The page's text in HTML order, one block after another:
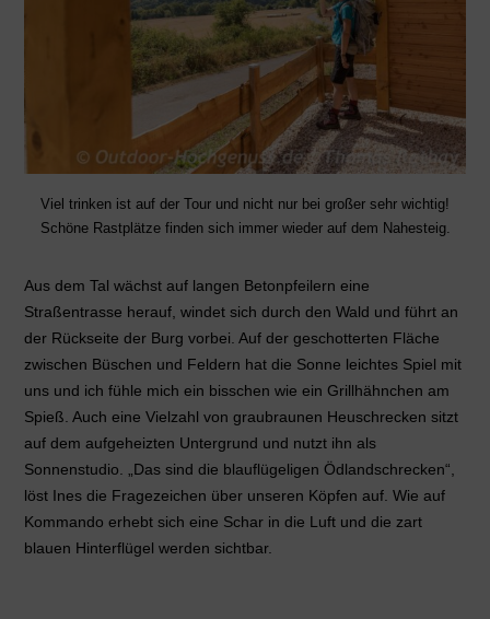
Viel trinken ist auf der Tour und nicht nur bei großer sehr wichtig!
Schöne Rastplätze finden sich immer wieder auf dem Nahesteig.
Aus dem Tal wächst auf langen Betonpfeilern eine
Straßentrasse herauf, windet sich durch den Wald und führt an
der Rückseite der Burg vorbei. Auf der geschotterten Fläche
zwischen Büschen und Feldern hat die Sonne leichtes Spiel mit
uns und ich fühle mich ein bisschen wie ein Grillhähnchen am
Spieß. Auch eine Vielzahl von graubraunen Heuschrecken sitzt
auf dem aufgeheizten Untergrund und nutzt ihn als
Sonnenstudio. „Das sind die blauflügeligen Ödlandschrecken“,
löst Ines die Fragezeichen über unseren Köpfen auf. Wie auf
Kommando erhebt sich eine Schar in die Luft und die zart
blauen Hinterflügel werden sichtbar.